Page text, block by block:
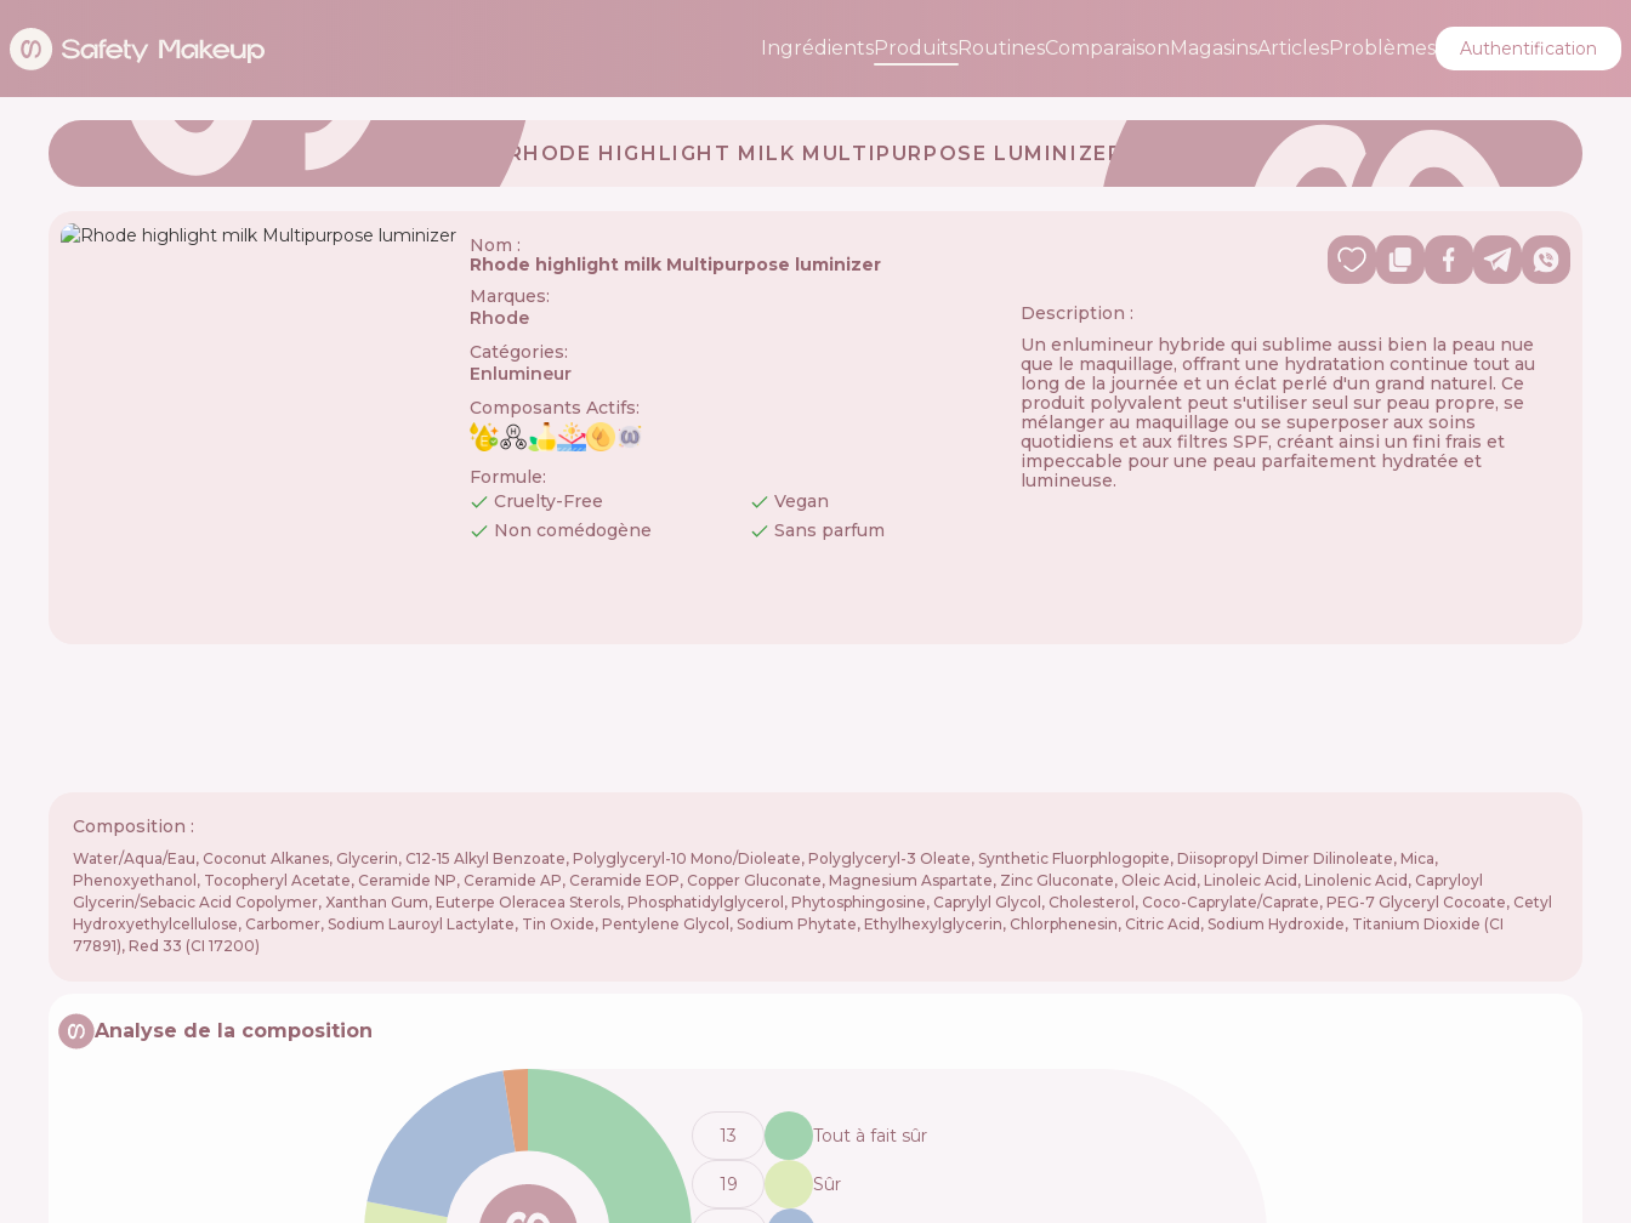
IngrédientsProduitsRoutinesComparaisonMagasinsArticlesProblèmes Authentification
RHODE HIGHLIGHT MILK MULTIPURPOSE LUMINIZER
Nom :
Rhode highlight milk Multipurpose luminizer
Marques:
Rhode
Catégories:
Enlumineur
Composants Actifs:
Formule:
Cruelty-Free
Vegan
Non comédogène
Sans parfum
Description :
Un enlumineur hybride qui sublime aussi bien la peau nue
que le maquillage, offrant une hydratation continue tout au
long de la journée et un éclat perlé d'un grand naturel. Ce
produit polyvalent peut s'utiliser seul sur peau propre, se
mélanger au maquillage ou se superposer aux soins
quotidiens et aux filtres SPF, créant ainsi un fini frais et
impeccable pour une peau parfaitement hydratée et
lumineuse.
Composition :
Water/Aqua/Eau, Coconut Alkanes, Glycerin, C12-15 Alkyl Benzoate, Polyglyceryl-10 Mono/Dioleate, Polyglyceryl-3 Oleate, Synthetic Fluorphlogopite, Diisopropyl Dimer Dilinoleate, Mica,
Phenoxyethanol, Tocopheryl Acetate, Ceramide NP, Ceramide AP, Ceramide EOP, Copper Gluconate, Magnesium Aspartate, Zinc Gluconate, Oleic Acid, Linoleic Acid, Linolenic Acid, Capryloyl
Glycerin/Sebacic Acid Copolymer, Xanthan Gum, Euterpe Oleracea Sterols, Phosphatidylglycerol, Phytosphingosine, Caprylyl Glycol, Cholesterol, Coco-Caprylate/Caprate, PEG-7 Glyceryl Cocoate, Cetyl
Hydroxyethylcellulose, Carbomer, Sodium Lauroyl Lactylate, Tin Oxide, Pentylene Glycol, Sodium Phytate, Ethylhexylglycerin, Chlorphenesin, Citric Acid, Sodium Hydroxide, Titanium Dioxide (CI
77891), Red 33 (CI 17200)
Analyse de la composition
13 Tout à fait sûr
19 Sûr